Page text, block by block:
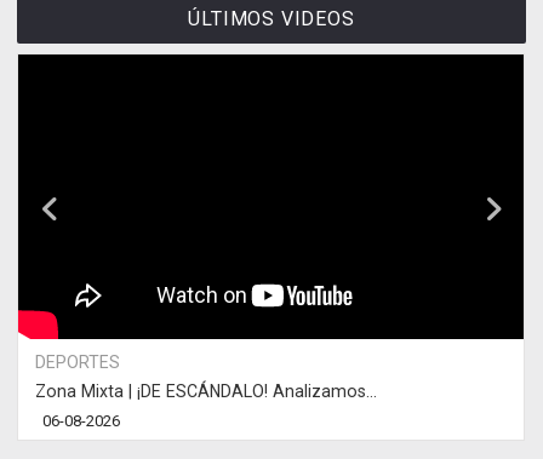
ÚLTIMOS VIDEOS
DEPORTES
Zona Mixta | ¡DE ESCÁNDALO! Analizamos...
06-08-2026